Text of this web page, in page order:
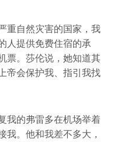
重自然灾害的国家，我
人提供免费住宿的承
票。莎伦说，她知道其
帝会保护我、指引我找
我的弗雷多在机场举着
我。他和我差不多大，